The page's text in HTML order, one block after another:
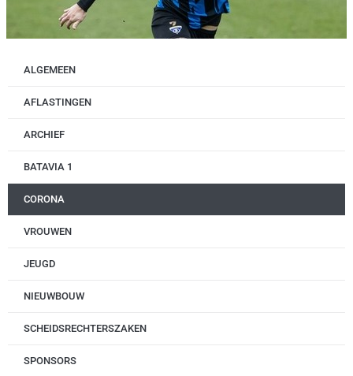
ALGEMEEN
AFLASTINGEN
ARCHIEF
BATAVIA 1
CORONA
VROUWEN
JEUGD
NIEUWBOUW
SCHEIDSRECHTERSZAKEN
SPONSORS